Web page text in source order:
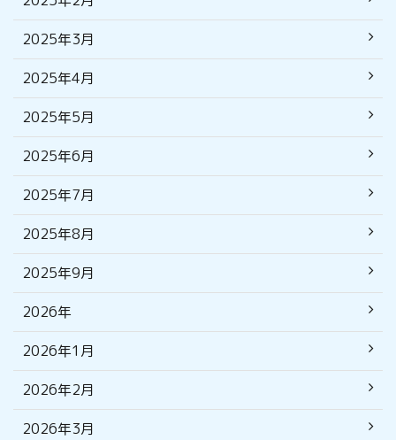
2025年3月
2025年4月
2025年5月
2025年6月
2025年7月
2025年8月
2025年9月
2026年
2026年1月
2026年2月
2026年3月